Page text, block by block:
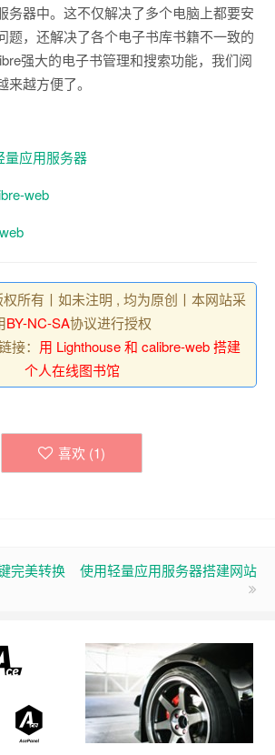
务器中。这不仅解决了多个电脑上都要安
题，还解决了各个电子书库书籍不一致的
强大的电子书管理和搜索功能，我们阅
越方便了。
量应用服务器
web
所有丨如未注明 , 均为原创丨本网站采
BY-NC-SA协议进行授权
接： 用 Lighthouse 和 calibre-web 搭建
个人在线图书馆
喜欢 (1)
完美转换
使用轻量应用服务器搭建网站